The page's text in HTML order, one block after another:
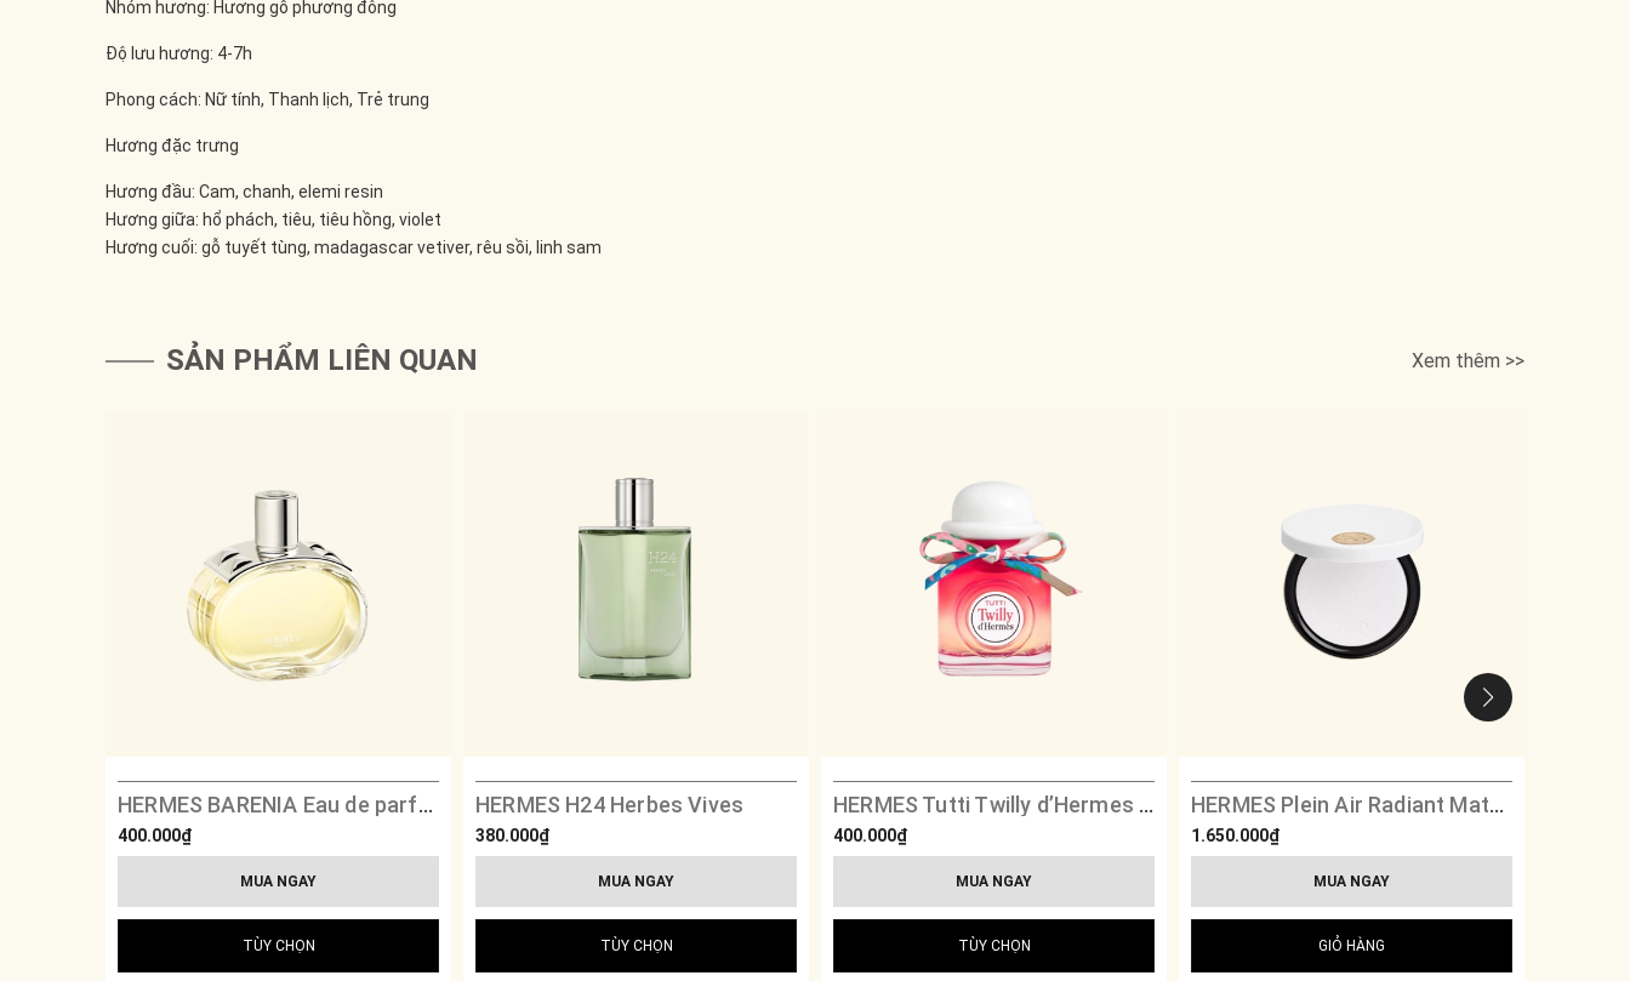
Nhóm hương: Hương gỗ phương đông
Độ lưu hương: 4-7h
Phong cách: Nữ tính, Thanh lịch, Trẻ trung
Hương đặc trưng
Hương đầu: Cam, chanh, elemi resin
Hương giữa: hổ phách, tiêu, tiêu hồng, violet
Hương cuối: gỗ tuyết tùng, madagascar vetiver, rêu sồi, linh sam
SẢN PHẨM LIÊN QUAN Xem thêm >>
HERMES BARENIA Eau de parfum
400.000₫
MUA NGAY
TÙY CHỌN
HERMES H24 Herbes Vives
380.000₫
MUA NGAY
TÙY CHỌN
HERMES Tutti Twilly d’Hermes Eau De Parfum
400.000₫
MUA NGAY
TÙY CHỌN
HERMES Plein Air Radiant Matte Powder - 01 Nuage
1.650.000₫
MUA NGAY
GIỎ HÀNG